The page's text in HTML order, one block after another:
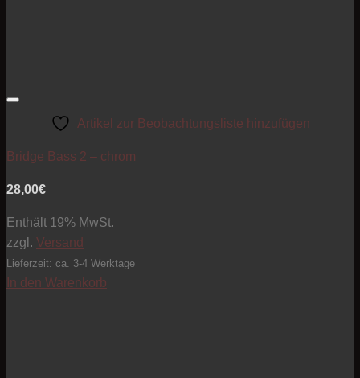
Artikel zur Beobachtungsliste hinzufügen
Bridge Bass 2 – chrom
28,00€
Enthält 19% MwSt.
zzgl. Versand
Lieferzeit: ca. 3-4 Werktage
In den Warenkorb